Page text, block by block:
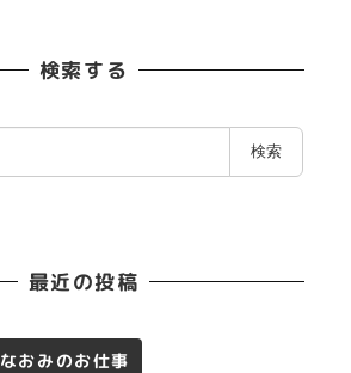
検索する
検索
最近の投稿
なおみのお仕事